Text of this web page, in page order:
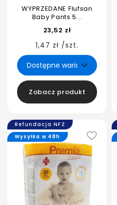
WYPRZEDANE Flufsan
Baby Pants 5...
23,52 zł
1,47 zł /szt.
Zobacz produkt
Refundacja NFZ
Wysyłka w 48h